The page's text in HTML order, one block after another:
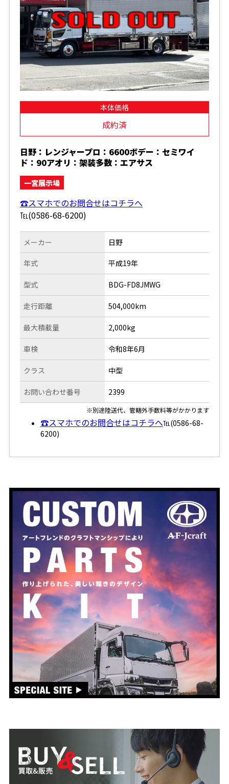
本体価格
成約済
日野：レンジャープロ：6600ボデー：セミワイ
ド：90アオリ：架装多数：エアサス
一宮展示場
☎スマホでのお問合せはコチラへ
℡(0586-68-6200)
メーカー
年式
型式
走行距離
日野
平成19年
BDG-FD8JMWG
504,000km
最大積載量
車検
クラス
お問い合わせ番号
2,000kg
令和8年6月
中型
2399
※別途陸送代、管轄外手数料等がかかります
☎スマホでのお問合せはコチラへ℡(0586-68-
6200)